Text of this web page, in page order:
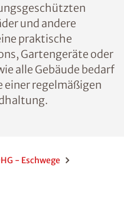
und andere
praktische
Gartengeräte oder
alle Gebäude bedarf
einer regelmäßigen
- Eschwege